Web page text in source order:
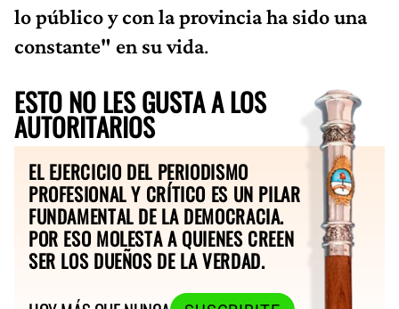
lo público y con la provincia ha sido una
constante" en su vida.
ESTO NO LES GUSTA A LOS
AUTORITARIOS
EL EJERCICIO DEL PERIODISMO
PROFESIONAL Y CRÍTICO ES UN PILAR
FUNDAMENTAL DE LA DEMOCRACIA.
POR ESO MOLESTA A QUIENES CREEN
SER LOS DUEÑOS DE LA VERDAD.